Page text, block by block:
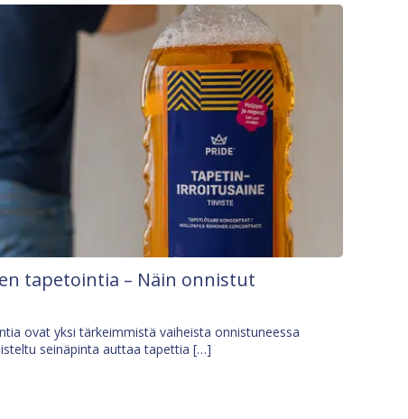
tapetointia – Näin onnistut
ovat yksi tärkeimmistä vaiheista onnistuneessa
seinäpinta auttaa tapettia […]